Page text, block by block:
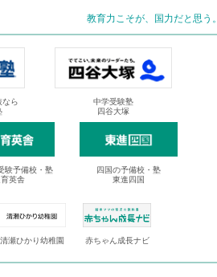
教育力こそが、国力だと思う。
なら
中学受験塾
四谷大塚
験予備校・塾
英舎
四国の予備校・塾
東進四国
清瀬ひかり幼稚園 赤ちゃん成長ナビ